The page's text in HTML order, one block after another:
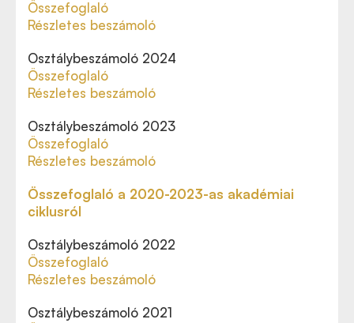
Összefoglaló
Részletes beszámoló
Osztálybeszámoló 2024
Összefoglaló
Részletes beszámoló
Osztálybeszámoló 2023
Összefoglaló
Részletes beszámoló
Összefoglaló a 2020-2023-as akadémiai
ciklusról
Osztálybeszámoló 2022
Összefoglaló
Részletes beszámoló
Osztálybeszámoló 2021